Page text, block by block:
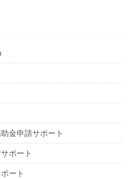
金申請サポート
ポート
ート